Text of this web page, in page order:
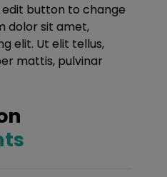
button to change
dolor sit amet,
elit. Ut elit tellus,
mattis, pulvinar